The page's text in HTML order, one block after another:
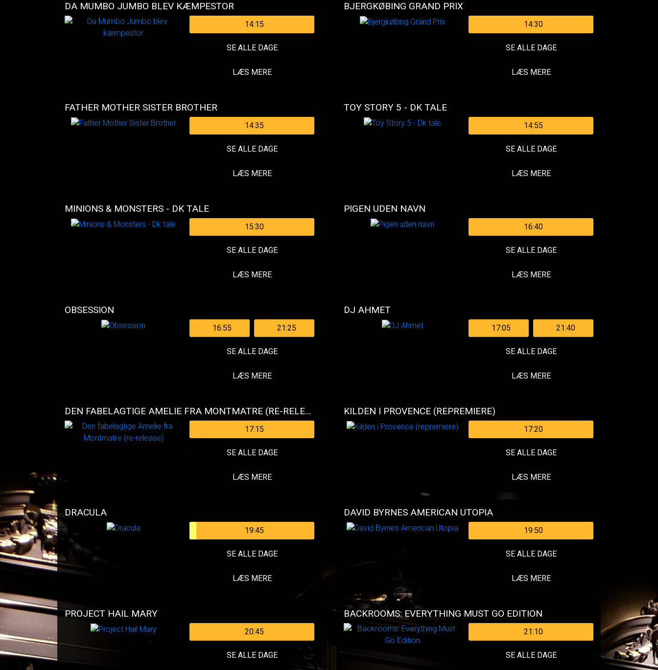
DA MUMBO JUMBO BLEV KÆMPESTOR
14:15
SE ALLE DAGE
LÆS MERE
BJERGKØBING GRAND PRIX
14:30
SE ALLE DAGE
LÆS MERE
FATHER MOTHER SISTER BROTHER
14:35
SE ALLE DAGE
LÆS MERE
TOY STORY 5 - DK TALE
14:55
SE ALLE DAGE
LÆS MERE
MINIONS & MONSTERS - DK TALE
15:30
SE ALLE DAGE
LÆS MERE
PIGEN UDEN NAVN
16:40
SE ALLE DAGE
LÆS MERE
OBSESSION
16:55 21:25
SE ALLE DAGE
LÆS MERE
DJ AHMET
17:05 21:40
SE ALLE DAGE
LÆS MERE
DEN FABELAGTIGE AMELIE FRA MONTMATRE (RE-RELEASE)
17:15
SE ALLE DAGE
LÆS MERE
KILDEN I PROVENCE (REPREMIERE)
17:20
SE ALLE DAGE
LÆS MERE
DRACULA
19:45
SE ALLE DAGE
LÆS MERE
DAVID BYRNES AMERICAN UTOPIA
19:50
SE ALLE DAGE
LÆS MERE
PROJECT HAIL MARY
20:45
SE ALLE DAGE
BACKROOMS: EVERYTHING MUST GO EDITION
21:10
SE ALLE DAGE